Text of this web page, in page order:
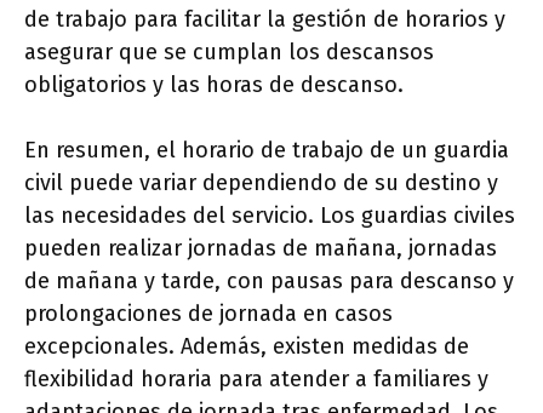
de trabajo para facilitar la gestión de horarios y
asegurar que se cumplan los descansos
obligatorios y las horas de descanso.
En resumen, el horario de trabajo de un guardia
civil puede variar dependiendo de su destino y
las necesidades del servicio. Los guardias civiles
pueden realizar jornadas de mañana, jornadas
de mañana y tarde, con pausas para descanso y
prolongaciones de jornada en casos
excepcionales. Además, existen medidas de
flexibilidad horaria para atender a familiares y